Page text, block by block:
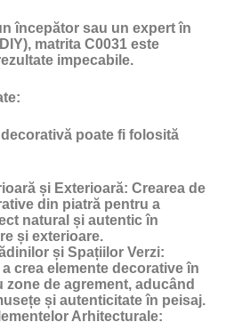
începător sau un expert în
matrita C0031 este
impecabile.
poate fi folosită
și Exterioară: Crearea de
din piatră pentru a
natural și autentic în
și exterioare.
și Spațiilor Verzi:
crea elemente decorative în
zone de agrement, aducând
și autenticitate în peisaj.
Arhitecturale: